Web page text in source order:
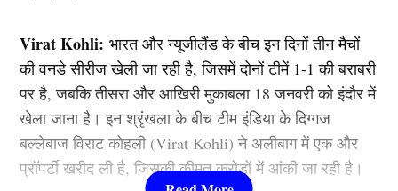
Virat Kohli:भारत और न्यूजीलैंड के बीच इन दिनों तीन मैचों
की वनडे सीरीज खेली जा रही है, जिसमें दोनों टीमें 1-1 की बराबरी
पर है, जबकि तीसरा और आखिरी मुकाबला 18 जनवरी को इंदौर में
खेला जाना है। इन श्रृंखला के बीच टीम इंडिया के दिग्गज
बल्लेबाज विराट कोहली (Virat Kohli) ने अलीबाग में एक और
प्रॉपर्टी खरीद ली है, जिसकी कीमत करोड़ों में आंकी जा रही है।